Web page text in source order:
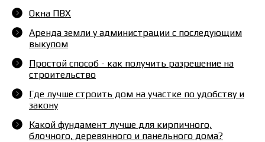
Окна ПВХ
Аренда земли у администрации с последующим
выкупом
Простой способ - как получить разрешение на
строительство
Где лучше строить дом на участке по удобству и
закону
Какой фундамент лучше для кирпичного,
блочного, деревянного и панельного дома?